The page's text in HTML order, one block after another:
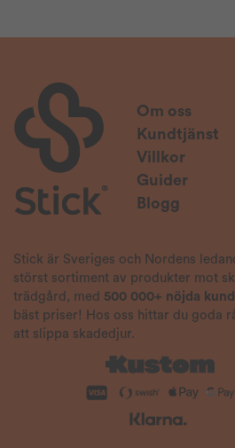
Om oss
Kundtjänst
Villkor
Guider
Blogg
Stick är Sveriges och Nordens
störst sortiment av produkter mot
trädgård, med 500 000+ nöjda
bäst priser! Hos oss hittar du goda
att slippa skadedjur.